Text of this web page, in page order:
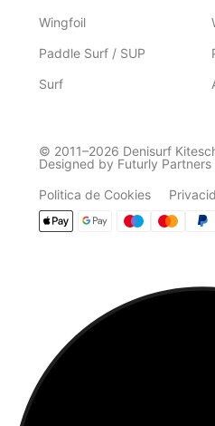
Wingfoil
Paddle Surf / SUP
Surf
© 2011–2026 Denisurf
Designed by Futurly Partners
Politica de Cookies